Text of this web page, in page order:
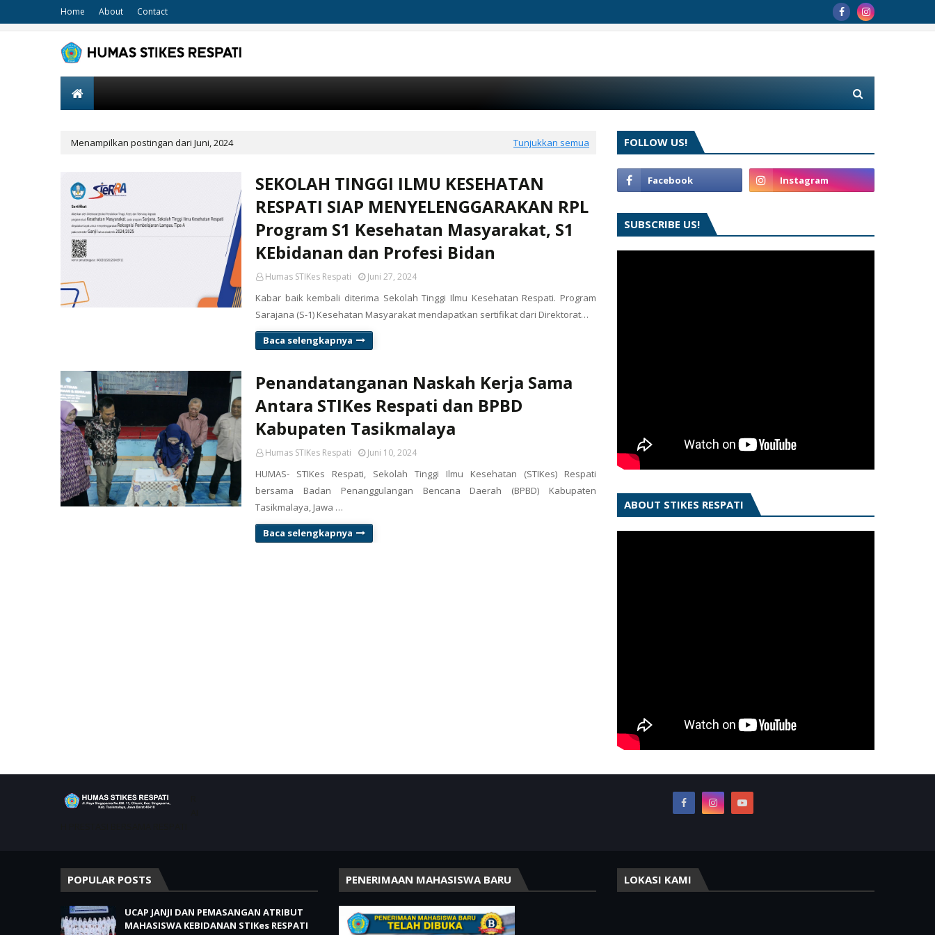
Home About Contact
Menampilkan postingan dari Juni, 2024 Tunjukkan semua
SEKOLAH TINGGI ILMU KESEHATAN
RESPATI SIAP MENYELENGGARAKAN RPL
Program S1 Kesehatan Masyarakat, S1
KEbidanan dan Profesi Bidan
Humas STIKes Respati Juni 27, 2024
Kabar baik kembali diterima Sekolah Tinggi Ilmu Kesehatan Respati. Program
Sarajana (S-1) Kesehatan Masyarakat mendapatkan sertifikat dari Direktorat…
Baca selengkapnya
Penandatanganan Naskah Kerja Sama
Antara STIKes Respati dan BPBD
Kabupaten Tasikmalaya
Humas STIKes Respati Juni 10, 2024
HUMAS- STIKes Respati, Sekolah Tinggi Ilmu Kesehatan (STIKes) Respati
bersama Badan Penanggulangan Bencana Daerah (BPBD) Kabupaten
Tasikmalaya, Jawa …
Baca selengkapnya
FOLLOW US!
SUBSCRIBE US!
ABOUT STIKES RESPATI
POPULAR POSTS
UCAP JANJI DAN PEMASANGAN ATRIBUT
MAHASISWA KEBIDANAN STIKes RESPATI
PENERIMAAN MAHASISWA BARU LOKASI KAMI